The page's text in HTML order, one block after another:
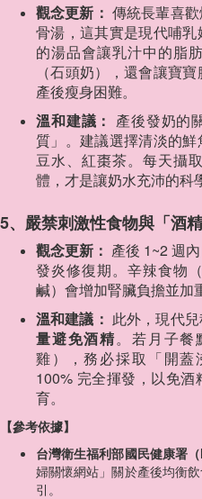
觀念更新： 傳統長輩喜
骨湯，這其實是現代哺
的湯品會讓乳汁中的脂
（石頭奶），還會讓寶
產後瘦身困難。
溫和建議： 產後發奶的
質」。建議選擇清淡的
豆水、紅棗茶。每天攝
體，才是讓奶水充沛的科
5、嚴禁刺激性食物與「酒
觀念更新： 產後 1~2 週
發炎修復期。辛辣食物
鹹）會增加腎臟負擔並加
溫和建議： 此外，現代
量避免酒精。若月子餐
雞），務必採取「開
100% 完全揮發，以免
育。
【參考依據】
台灣衛生福利部國民健康署（
婦關懷網站」關於產後均衡
引。